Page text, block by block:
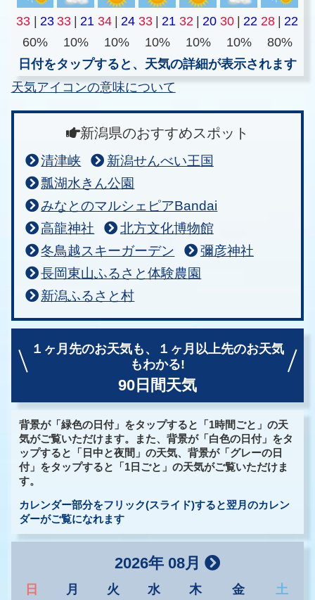
33 23 33 21 34 24 33 21 32 20 30 22 28
22
60%
10% 10% 10% 10% 10%
80%
日付をタップすると、天気の詳細が表示されます
天気アイコンの意味について
新潟県のおすすめスポット
清津峡
新潟せんべい王国
瓢湖水きん公園
みなとのマルシェピアBandai
高龍神社
北方文化博物館
冬鳥越スキーガーデン
彌彦神社
長岡東山ふるさと体験農園
新潟ふるさと村
１ヶ月先のお天気も、
１ヶ月以上先のお天気
もわかる!
90日間天気
背景が「緑色の日付」をタップすると「1時間ごと」の天
気がご覧いただけます。また、背景が「白色の日付」をタ
ップすると「日中と夜間」の天気、背景が「グレーの日
付」をタップすると「1日ごと」の天気がご覧いただけま
す。
カレンダー部分をフリック(スライド)すると翌月のカレン
ダーがご覧になれます
2026年 08月
日 月 火 水 木 金 土